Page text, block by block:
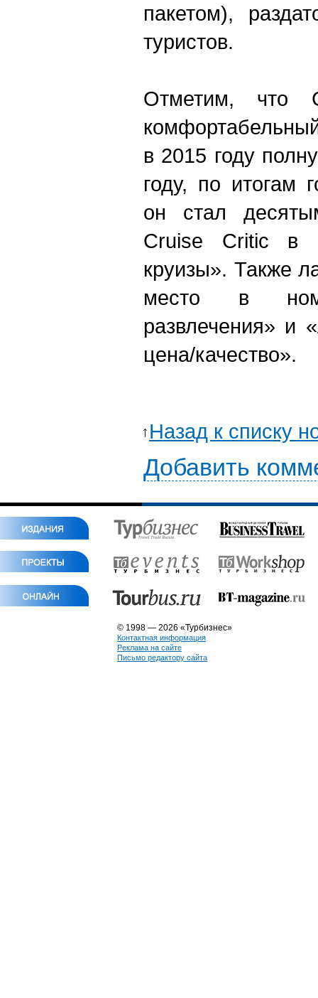
пакетом),
туристов.
Отметим, что
в 2015 году
году, по итогам
он стал
Cruise Critic в
круизы». Также
место в
развлечения» и
цена/качество».
Назад к списку
Добавить
© 1998 — 2026 «Турбизнес»
Контактная информация
Реклама на сайте
Письмо редактору сайта